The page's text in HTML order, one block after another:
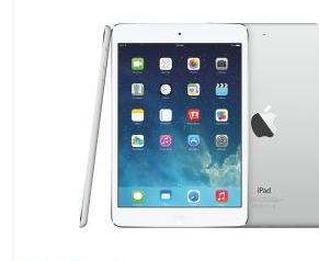
mobilní
telefony,
kávovary,
bazény